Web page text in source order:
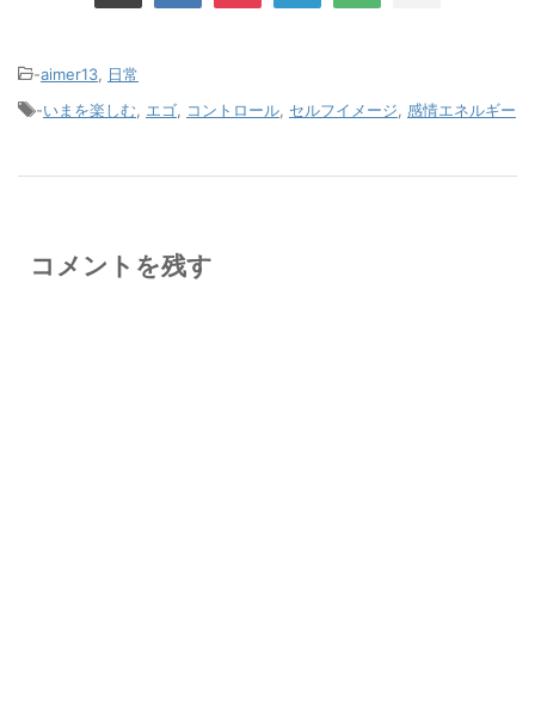
-aimer13
日常
-いまを楽しむ エゴ コントロール セルフイメージ 感情エネルギー
コメントを残す